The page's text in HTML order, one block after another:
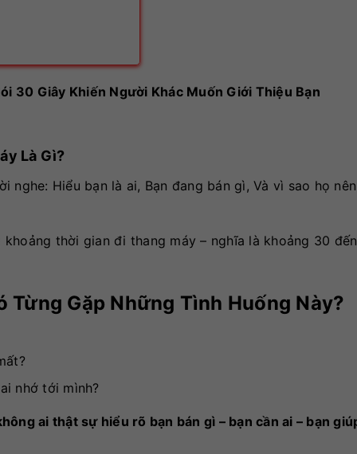
30 Giây Khiến Người Khác Muốn Giới Thiệu Bạn
Là Gì?
nghe: Hiểu bạn là ai, Bạn đang bán gì, Và vì sao họ
thời gian đi thang máy – nghĩa là khoảng 30
Từng Gặp Những Tình Huống Này?
nhớ tới mình?
ai thật sự hiểu rõ bạn bán gì – bạn cần ai – bạn